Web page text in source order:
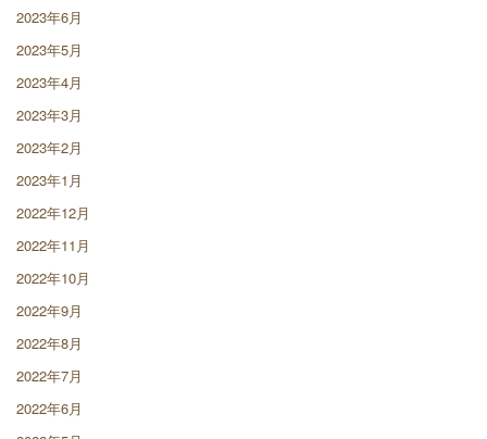
2023年6月
2023年5月
2023年4月
2023年3月
2023年2月
2023年1月
2022年12月
2022年11月
2022年10月
2022年9月
2022年8月
2022年7月
2022年6月